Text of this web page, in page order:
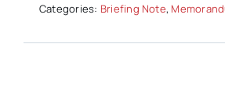
Categories: Briefing Note,